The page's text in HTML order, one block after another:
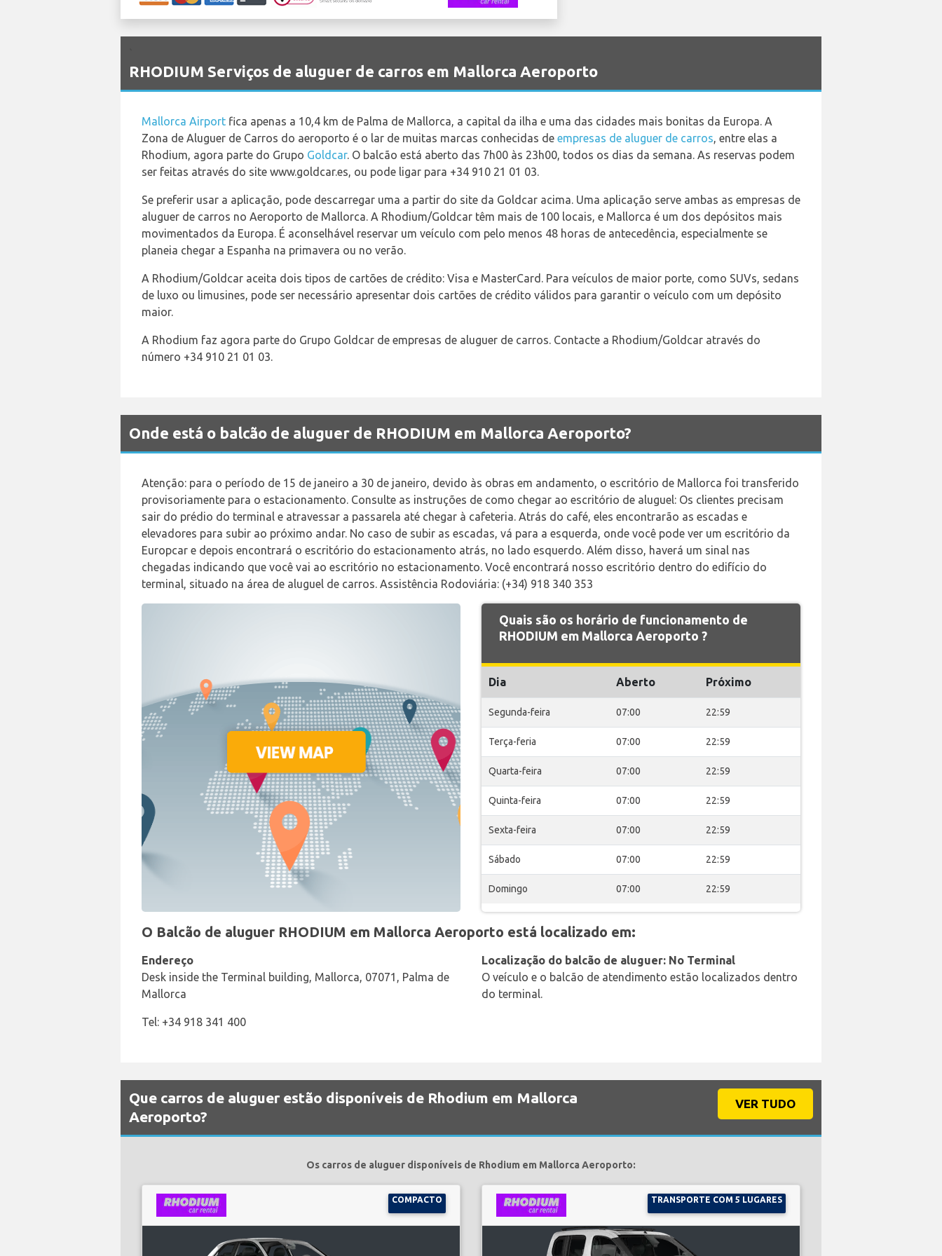
RHODIUM Serviços de aluguer de carros em Mallorca Aeroporto
Mallorca Airport fica apenas a 10,4 km de Palma de Mallorca, a capital da ilha e uma das cidades mais bonitas da Europa. A
Zona de Aluguer de Carros do aeroporto é o lar de muitas marcas conhecidas de empresas de aluguer de carros, entre elas a
Rhodium, agora parte do Grupo Goldcar. O balcão está aberto das 7h00 às 23h00, todos os dias da semana. As reservas podem
ser feitas através do site www.goldcar.es, ou pode ligar para +34 910 21 01 03.
Se preferir usar a aplicação, pode descarregar uma a partir do site da Goldcar acima. Uma aplicação serve ambas as empresas de
aluguer de carros no Aeroporto de Mallorca. A Rhodium/Goldcar têm mais de 100 locais, e Mallorca é um dos depósitos mais
movimentados da Europa. É aconselhável reservar um veículo com pelo menos 48 horas de antecedência, especialmente se
planeia chegar a Espanha na primavera ou no verão.
A Rhodium/Goldcar aceita dois tipos de cartões de crédito: Visa e MasterCard. Para veículos de maior porte, como SUVs, sedans
de luxo ou limusines, pode ser necessário apresentar dois cartões de crédito válidos para garantir o veículo com um depósito
maior.
A Rhodium faz agora parte do Grupo Goldcar de empresas de aluguer de carros. Contacte a Rhodium/Goldcar através do
número +34 910 21 01 03.
Onde está o balcão de aluguer de RHODIUM em Mallorca Aeroporto?
Atenção: para o período de 15 de janeiro a 30 de janeiro, devido às obras em andamento, o escritório de Mallorca foi transferido
provisoriamente para o estacionamento. Consulte as instruções de como chegar ao escritório de aluguel: Os clientes precisam
sair do prédio do terminal e atravessar a passarela até chegar à cafeteria. Atrás do café, eles encontrarão as escadas e
elevadores para subir ao próximo andar. No caso de subir as escadas, vá para a esquerda, onde você pode ver um escritório da
Europcar e depois encontrará o escritório do estacionamento atrás, no lado esquerdo. Além disso, haverá um sinal nas
chegadas indicando que você vai ao escritório no estacionamento. Você encontrará nosso escritório dentro do edifício do
terminal, situado na área de aluguel de carros. Assistência Rodoviária: (+34) 918 340 353
Quais são os horário de funcionamento de
RHODIUM em Mallorca Aeroporto ?
Dia Aberto Próximo
Segunda-feira 07:00 22:59
Terça-feria 07:00 22:59
Quarta-feira 07:00 22:59
Quinta-feira 07:00 22:59
Sexta-feira 07:00 22:59
Sábado 07:00 22:59
Domingo 07:00 22:59
O Balcão de aluguer RHODIUM em Mallorca Aeroporto está localizado em:
Endereço
Desk inside the Terminal building, Mallorca, 07071, Palma de
Mallorca
Tel: +34 918 341 400
Localização do balcão de aluguer: No Terminal
O veículo e o balcão de atendimento estão localizados dentro
do terminal.
Que carros de aluguer estão disponíveis de Rhodium em Mallorca
Aeroporto?
VER TUDO
Os carros de aluguer disponíveis de Rhodium em Mallorca Aeroporto:
COMPACTO TRANSPORTE COM 5 LUGARES